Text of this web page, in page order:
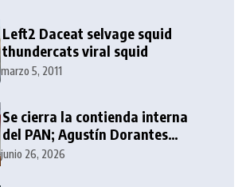
Left2 Daceat selvage squid
thundercats viral squid
marzo 5, 2011
Se cierra la contienda interna
del PAN; Agustín Dorantes
destaca en competitividad
junio 26, 2026